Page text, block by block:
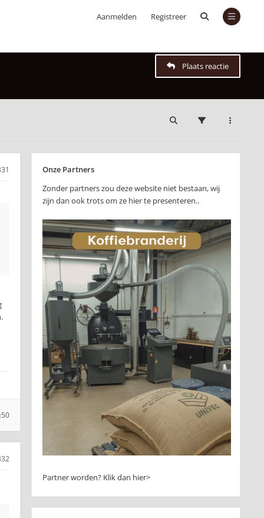
Aanmelden Registreer
Plaats reactie
Onze Partners
Zonder partners zou deze website niet bestaan, wij
zijn dan ook trots om ze hier te presenteren..
Partner worden? Klik dan hier>